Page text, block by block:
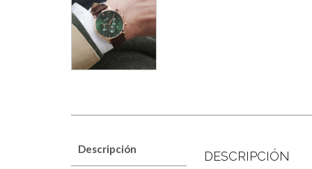
Descripción DESCRIPCIÓN